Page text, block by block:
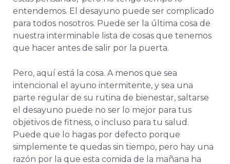
entendemos. El desayuno puede ser complicado
para todos nosotros. Puede ser la última cosa de
nuestra interminable lista de cosas que tenemos
que hacer antes de salir por la puerta.
Pero, aquí está la cosa. A menos que sea
intencional el ayuno intermitente, y sea una
parte regular de su rutina de bienestar, saltarse
el desayuno puede no ser lo mejor para tus
objetivos de fitness, o incluso para tu salud.
Puede que lo hagas por defecto porque
simplemente te quedas sin tiempo, pero hay una
razón por la que esta comida de la mañana ha